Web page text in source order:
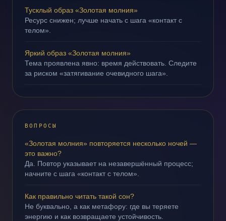
Тусклый образ «Золотая молния»
Ресурс снижен; лучше начать с шага «контакт с
телом».
Яркий образ «Золотая молния»
Тема проявлена явно: время действовать. Следите
за риском «затягивание очевидного шага».
ВОПРОСЫ
«Золотая молния» повторяется несколько ночей —
это важно?
Да. Повтор указывает на незавершённый процесс;
начните с шага «контакт с телом».
Как правильно читать такой сон?
Не буквально, а как метафору: где вы теряете
энергию и как возвращаете устойчивость.